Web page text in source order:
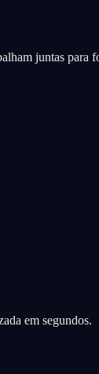
juntas
em segundos.